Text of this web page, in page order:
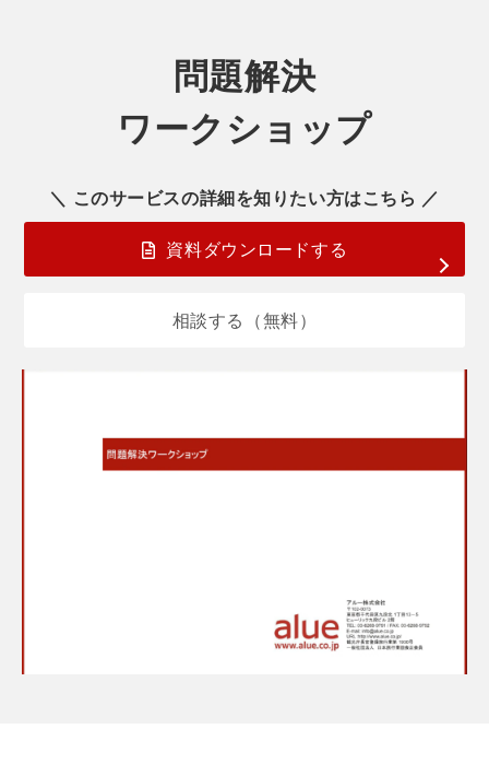
問題解決
ワークショップ
＼ このサービスの詳細を知りたい方はこちら ／
資料ダウンロードする
相談する（無料）